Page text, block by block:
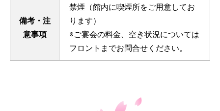
備考・注
意事項
禁煙（館内に喫煙所をご用意してお
ります）
※ご宴会の料金、空き状況については
フロントまでお問合せください。